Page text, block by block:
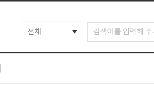
전체